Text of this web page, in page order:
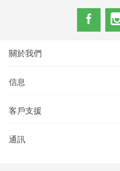
關於我們
信息
客戶支援
通訊